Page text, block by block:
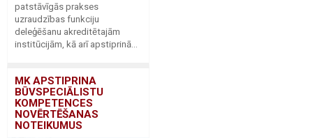
patstāvīgās prakses
uzraudzības funkciju
deleģēšanu akreditētajām
institūcijām, kā arī apstiprinā...
MK APSTIPRINA
BŪVSPECIĀLISTU
KOMPETENCES
NOVĒRTĒŠANAS
NOTEIKUMUS